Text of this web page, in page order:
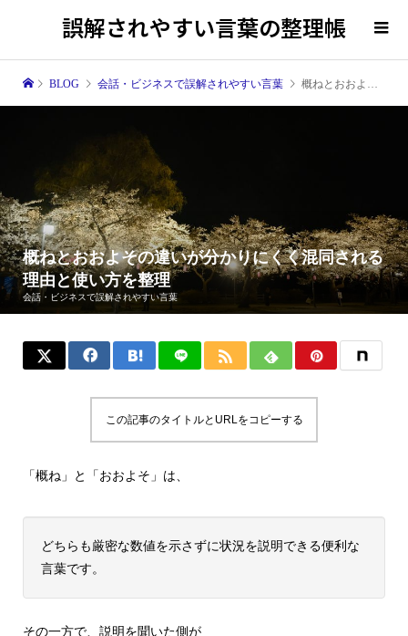
誤解されやすい言葉の整理帳
BLOG 会話・ビジネスで誤解されやすい言葉 概ねとおおよその違いが分かりにくく混同される理由と使い方を整理
概ねとおおよその違いが分かりにくく混同される
理由と使い方を整理
会話・ビジネスで誤解されやすい言葉
この記事のタイトルとURLをコピーする
「概ね」と「おおよそ」は、
どちらも厳密な数値を示さずに状況を説明できる便利な
言葉です。
その一方で、説明を聞いた側が